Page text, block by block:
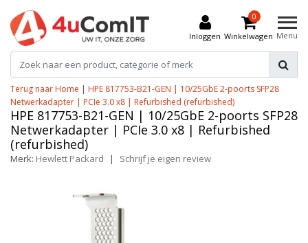
Inloggen
0
Winkelwagen Menu
Terug naar Home | HPE 817753-B21-GEN | 10/25GbE 2-poorts SFP28
Netwerkadapter | PCIe 3.0 x8 | Refurbished (refurbished)
HPE 817753-B21-GEN | 10/25GbE 2-poorts SFP28
Netwerkadapter | PCIe 3.0 x8 | Refurbished
(refurbished)
Merk: Hewlett Packard | Schrijf je eigen review